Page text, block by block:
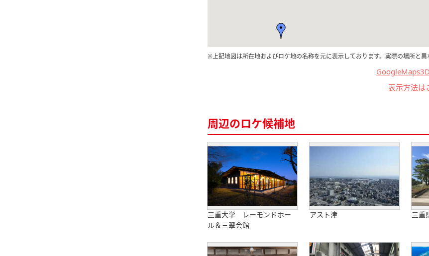
※上記地図は所在地およびロケ地の名称を元に表示しております。実際の場所と異
表示方法は
周辺のロケ候補地
三重大学 レーモンドホー
ル＆三翠会館
アスト津 三重